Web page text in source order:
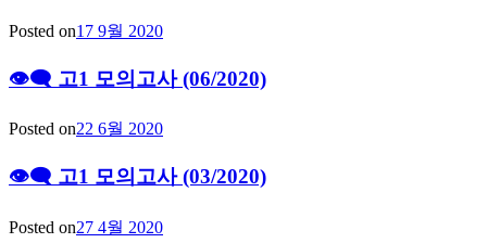
Posted on17 9월 2020
👁‍🗨 고1 모의고사 (06/2020)
Posted on22 6월 2020
👁‍🗨 고1 모의고사 (03/2020)
Posted on27 4월 2020